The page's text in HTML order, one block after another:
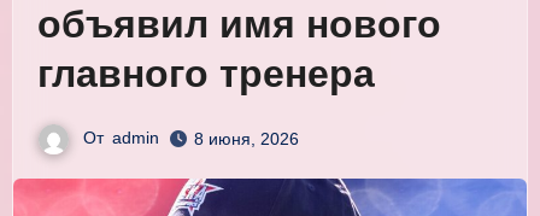
объявил имя нового
главного тренера
От admin 8 июня, 2026